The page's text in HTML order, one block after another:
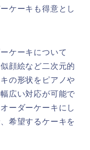
ケーキも得意とし
ケーキについて
顔絵など二次元的
の形状をピアノや
広い対応が可能で
ーダーケーキにし
希望するケーキを